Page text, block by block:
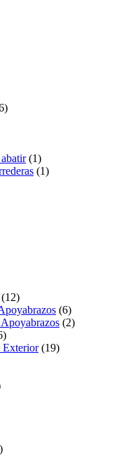
(1)
(1)
(6)
(2)
Exterior(19)